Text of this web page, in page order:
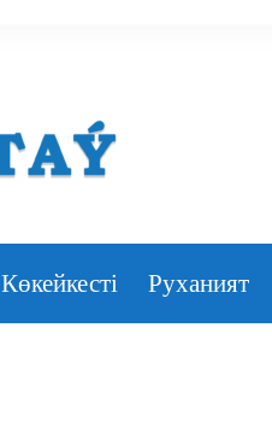
Көкейкесті Руханият